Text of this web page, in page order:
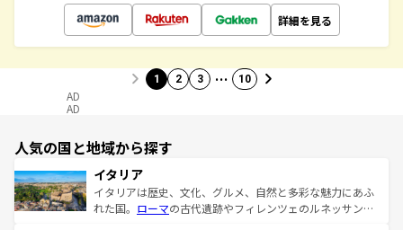
詳細を見る
1 2 3 … 10
AD
AD
人気の国と地域から探す
イタリア
イタリアは歴史、文化、グルメ、自然と多彩な魅力にあふ
れた国。 ローマの古代遺跡やフィレンツェのルネッサンス